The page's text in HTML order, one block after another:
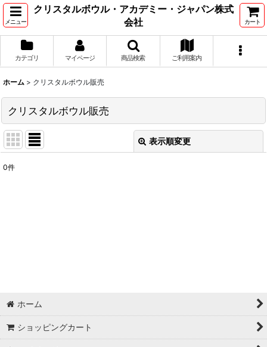
メニュー
クリスタルボウル・アカデミー・ジャパン株式
会社
カート
カテゴリ マイページ 商品検索 ご利用案内
ホーム > クリスタルボウル販売
クリスタルボウル販売
表示順変更
0件
ホーム
ショッピングカート